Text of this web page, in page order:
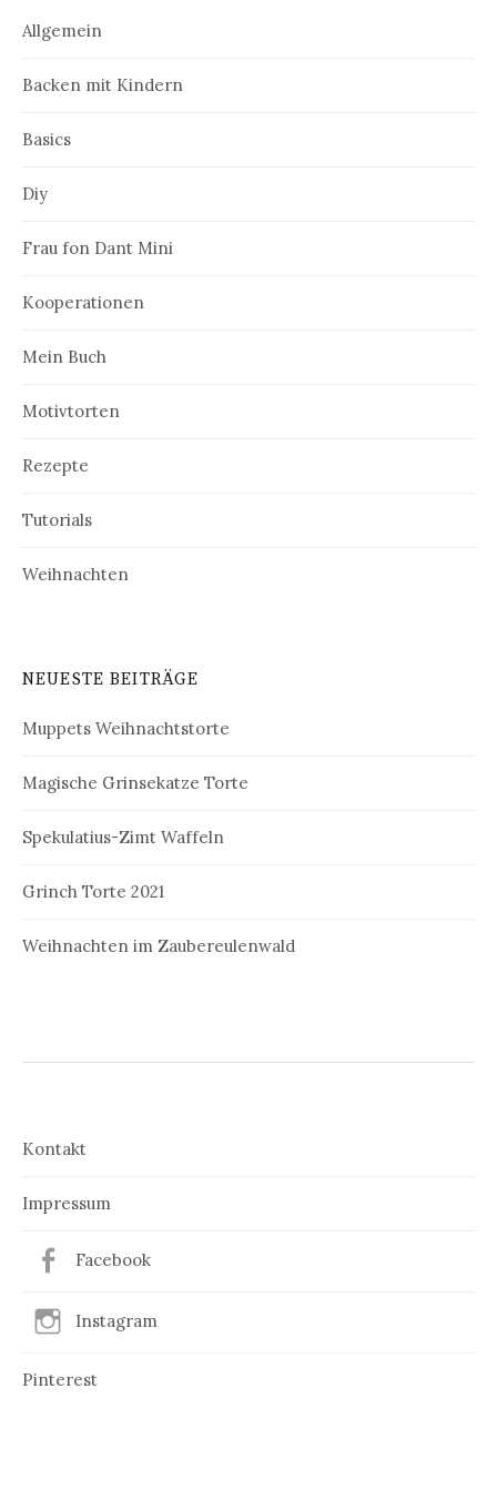
Allgemein
Backen mit Kindern
Basics
Diy
Frau fon Dant Mini
Kooperationen
Mein Buch
Motivtorten
Rezepte
Tutorials
Weihnachten
NEUESTE BEITRÄGE
Muppets Weihnachtstorte
Magische Grinsekatze Torte
Spekulatius-Zimt Waffeln
Grinch Torte 2021
Weihnachten im Zaubereulenwald
Kontakt
Impressum
Facebook
Instagram
Pinterest